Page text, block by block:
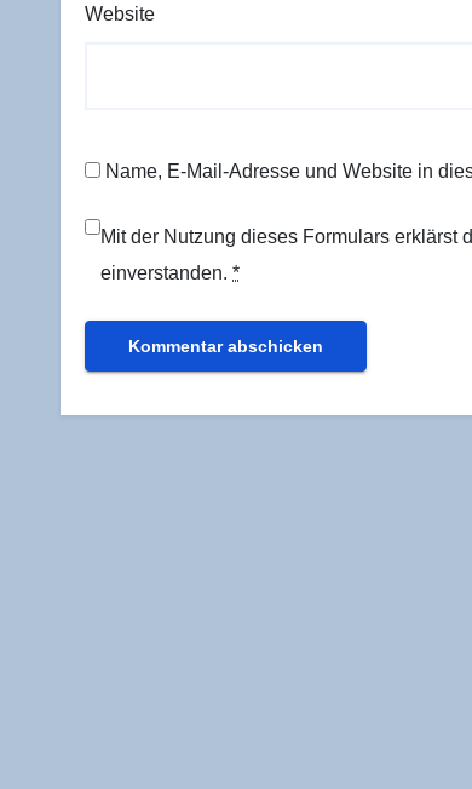
Website
Name, E-Mail-Adresse und Website in
Mit der Nutzung dieses Formulars erklärst
einverstanden. *